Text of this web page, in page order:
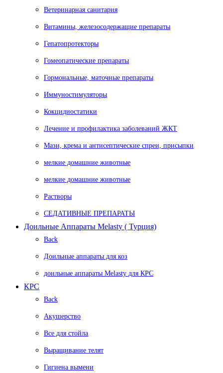
Ветеринарная санитария
Витамины, железосодержащие препараты
Гепатопротекторы
Гомеопатические препараты
Гормональные, маточные препараты
Иммуностимуляторы
Кокцидиостатики
Лечение и профилактика заболеваний ЖКТ
Мази, крема и антисептические спреи, присыпки
мелкие домашние животные
мелкие домашние животные
Растворы
СЕДАТИВНЫЕ ПРЕПАРАТЫ
Доильные Аппараты Melasty ( Турция)
Back
Доильные аппараты для коз
доильные аппараты Melasty для КРС
КРС
Back
Акушерство
Все для стойла
Выращивание телят
Гигиена вымени